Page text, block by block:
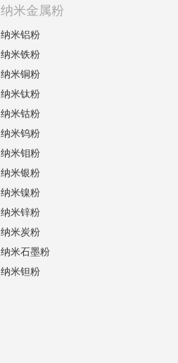
纳米金属粉
纳米铝粉
纳米铁粉
纳米铜粉
纳米钛粉
纳米钴粉
纳米钨粉
纳米钼粉
纳米银粉
纳米镍粉
纳米锌粉
纳米炭粉
纳米石墨粉
纳米钽粉